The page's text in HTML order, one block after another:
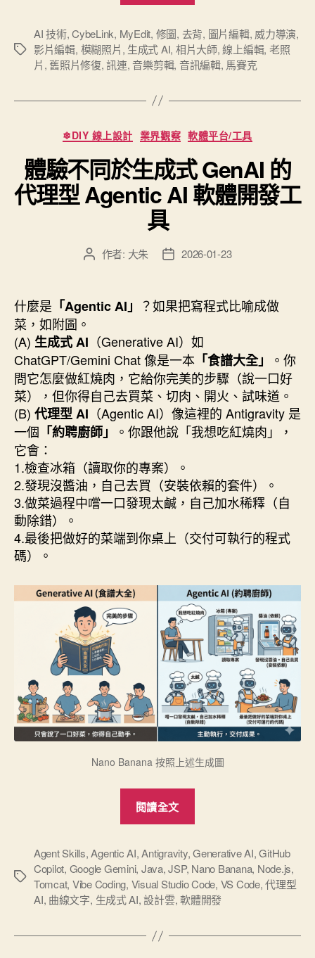
技
MyEdit
從
影
片
到
音
訊
方
線
編
輯
平
台”
標
AI 技術,CybeLink, MyEdit, 修圖, 去背, 圖片編輯, 威力導演,
影片編輯, 模糊照片, 生成式 AI, 相片大師,線上編輯, 老照
片, 舊照片修復,訊連,音樂剪輯, 音訊編輯, 馬賽克
分
類
❄DIY 線上設計 業界觀察 軟體平台/工具
體驗不同於生成式 GenAI 的
代理型 Agentic AI 軟體開發工
具
文
者
作者: 大朱
文
佈
日
2026-01-23
什麼是 「Agentic AI」 ？如果把寫程式比喻成做
菜，如附圖。
(A) 生成式 AI （Generative AI）如
ChatGPT/Gemini Chat 像是一本 「食譜大全」
。你
問它怎麼做紅燒肉，它給你完美的步驟（說一口好
菜），但你得自己去買菜、切肉、開火、試味道。
(B) 代理型 AI （Agentic AI）像這裡的 Antigravity 是
一個 「約聘廚師」
。你跟他說「我想吃紅燒肉」，
它會：
1.檢查冰箱（讀取你的專案）。
2.發現沒醬油，自己去買（安裝依賴的套件）。
3.做菜過程中嚐一口發現太鹹，自己加水稀釋（自
動除錯）。
4.最後把做好的菜端到你桌上（交付可執行的程式
碼）。
Nano Banana 按照上述生成圖
閱讀全文
同
於
生
成
標
Agent Skills,Agentic AI,Antigravity,Generative AI,GitHub
Copilot, Google Gemini, Java,JSP, Nano Banana, Node.js,
Tomcat, Vibe Coding, Visual Studio Code, VS Code,代理型
AI, 曲線文字, 生成式 AI,設計雲,軟體開發